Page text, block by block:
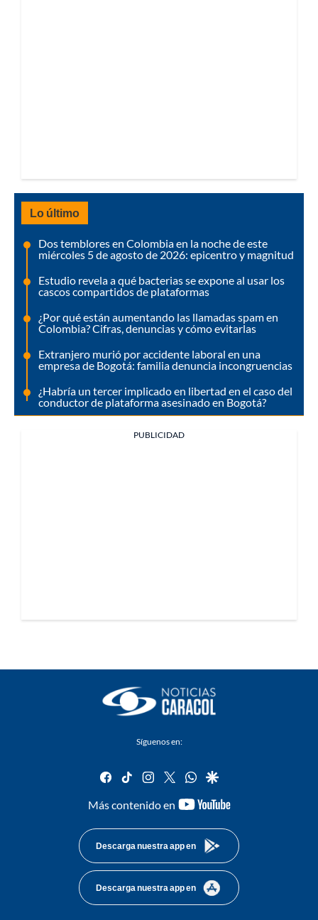
Lo último
Dos temblores en Colombia en la noche de este
miércoles 5 de agosto de 2026: epicentro y magnitud
Estudio revela a qué bacterias se expone al usar los
cascos compartidos de plataformas
¿Por qué están aumentando las llamadas spam en
Colombia? Cifras, denuncias y cómo evitarlas
Extranjero murió por accidente laboral en una
empresa de Bogotá: familia denuncia incongruencias
¿Habría un tercer implicado en libertad en el caso del
conductor de plataforma asesinado en Bogotá?
PUBLICIDAD
Síguenos en:
facebook
tiktok instagram
twitterwhatsapp
google
Más contenido en
youtube-
Descarga nuestra app en
Descarga nuestra app en